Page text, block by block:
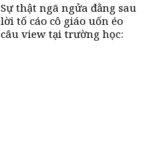
Sự thật ngã ngửa đằng sau
lời tố cáo cô giáo uốn éo
câu view tại trường học: